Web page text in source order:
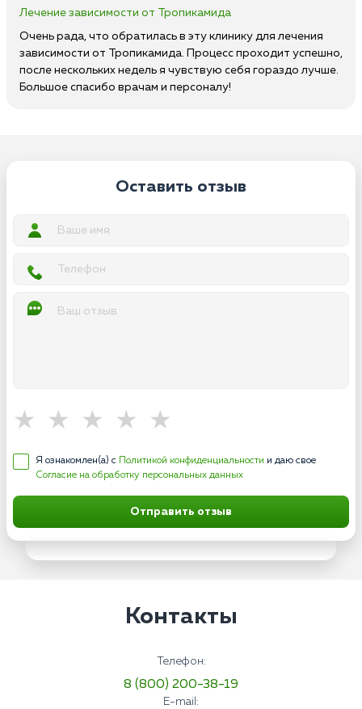
Лечение зависимости от Тропикамида
Очень рада, что обратилась в эту клинику для лечения
зависимости от Тропикамида. Процесс проходит успешно,
после нескольких недель я чувствую себя гораздо лучше.
Большое спасибо врачам и персоналу!
Оставить отзыв
Я ознакомлен(а) с Политикой конфиденциальности и даю свое
Согласие на обработку персональных данных
Отправить отзыв
Контакты
Телефон:
8 (800) 200-38-19
E-mail: